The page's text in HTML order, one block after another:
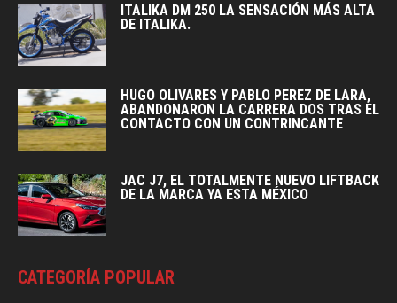
ITALIKA DM 250 LA SENSACIÓN MÁS ALTA
DE ITALIKA.
HUGO OLIVARES Y PABLO PEREZ DE LARA,
ABANDONARON LA CARRERA DOS TRAS EL
CONTACTO CON UN CONTRINCANTE
JAC J7, EL TOTALMENTE NUEVO LIFTBACK
DE LA MARCA YA ESTA MÉXICO
CATEGORÍA POPULAR